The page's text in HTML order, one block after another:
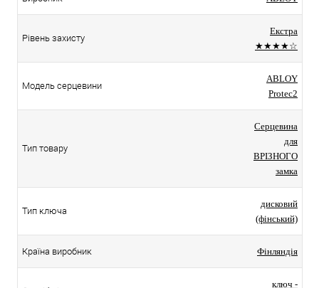
Рівень захисту
Екстра
★★★★☆
Модель серцевини
ABLOY
Protec2
Тип товару
Серцевина
для
ВРІЗНОГО
замка
Тип ключа
дисковий
(фінський)
Країна виробник Фінляндія
ключ -